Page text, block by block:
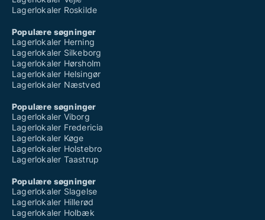
Lagerlokaler Roskilde
Populære søgninger
Lagerlokaler Herning
Lagerlokaler Silkeborg
Lagerlokaler Hørsholm
Lagerlokaler Helsingør
Lagerlokaler Næstved
Populære søgninger
Lagerlokaler Viborg
Lagerlokaler Fredericia
Lagerlokaler Køge
Lagerlokaler Holstebro
Lagerlokaler Taastrup
Populære søgninger
Lagerlokaler Slagelse
Lagerlokaler Hillerød
Lagerlokaler Holbæk